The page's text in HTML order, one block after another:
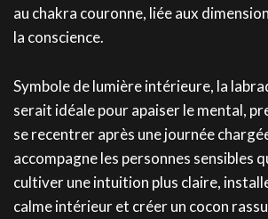
au chakra couronne, liée aux
la conscience.
Symbole de lumière intérieure, la
serait idéale pour apaiser le mental,
se recentrer après une journée
accompagne les personnes sensibles
cultiver une intuition plus claire,
calme intérieur et créer un cocon